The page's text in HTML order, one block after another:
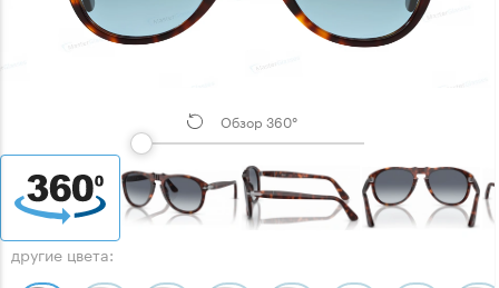
Обзор 360°
другие цвета: